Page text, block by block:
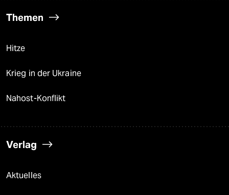
Themen
Hitze
Krieg in der Ukraine
Nahost-Konflikt
Verlag
Aktuelles